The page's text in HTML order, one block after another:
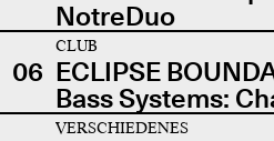
NotreDuo
06
CLUB
ECLIPSE
Bass Systems:
VERSCHIEDENES